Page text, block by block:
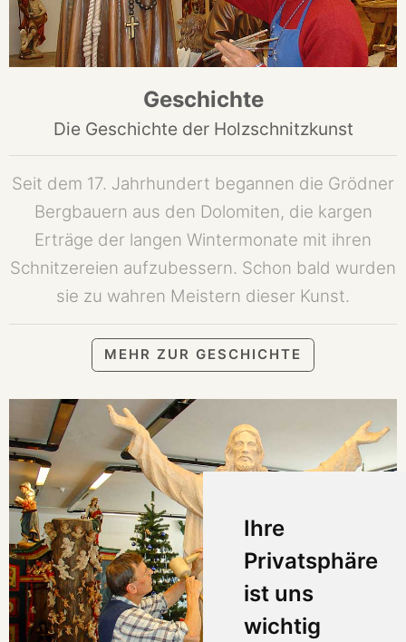
Ihre
Privatsphäre
ist uns
wichtig
Geschichte
Die Geschichte der Holzschnitzkunst
Seit dem 17. Jahrhundert begannen die Grödner
Bergbauern aus den Dolomiten, die kargen
Erträge der langen Wintermonate mit ihren
Schnitzereien aufzubessern. Schon bald wurden
sie zu wahren Meistern dieser Kunst.
MEHR ZUR GESCHICHTE